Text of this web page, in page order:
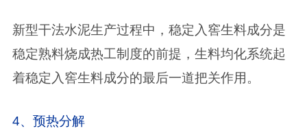
新型干法水泥生产过程中，稳定入窖生料成分是
稳定熟料烧成热工制度的前提，生料均化系统起
着稳定入窖生料成分的最后一道把关作用。
4、预热分解